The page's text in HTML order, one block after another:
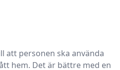
att personen ska använda
hem. Det är bättre med en